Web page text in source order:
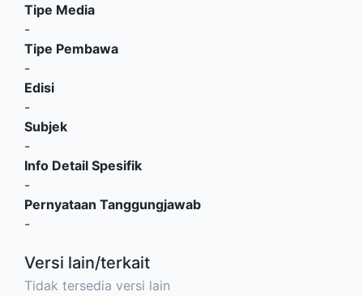
Tipe Media
-
Tipe Pembawa
-
Edisi
-
Subjek
-
Info Detail Spesifik
-
Pernyataan Tanggungjawab
-
Versi lain/terkait
Tidak tersedia versi lain